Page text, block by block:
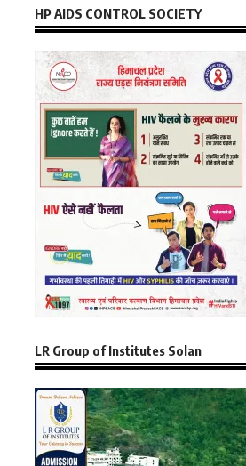
HP AIDS CONTROL SOCIETY
LR Group of Institutes Solan